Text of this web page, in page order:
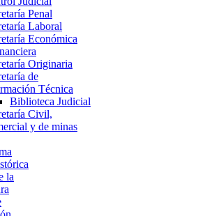
Penal
Laboral
Económica
Originaria
de
Técnica
Biblioteca Judicial
Civil,
y de minas
la